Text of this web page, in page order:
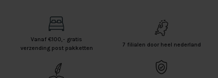
Vanaf €100,- gratis
verzending post pakketten
7 filialen door heel nederland